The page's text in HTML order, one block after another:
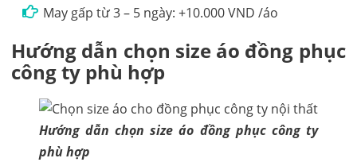
May gấp từ 3 – 5 ngày: +10.000 VND /áo
Hướng dẫn chọn size áo đồng phục
công ty phù hợp
Hướng dẫn chọn size áo đồng phục công ty
phù hợp